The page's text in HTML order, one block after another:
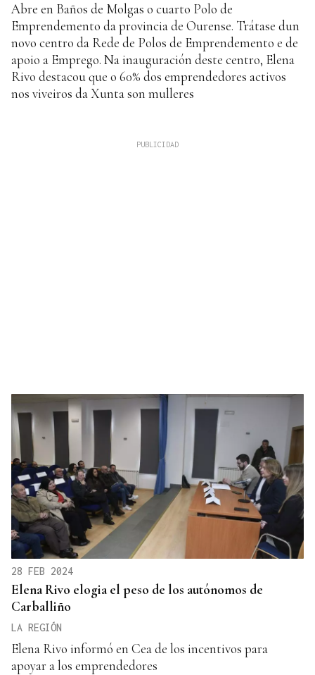
Abre en Baños de Molgas o cuarto Polo de
Emprendemento da provincia de Ourense. Trátase dun
novo centro da Rede de Polos de Emprendemento e de
apoio a Emprego. Na inauguración deste centro, Elena
Rivo destacou que o 60% dos emprendedores activos
nos viveiros da Xunta son mulleres
28 FEB 2024
Elena Rivo elogia el peso de los autónomos de
Carballiño
LA REGIÓN
Elena Rivo informó en Cea de los incentivos para
apoyar a los emprendedores